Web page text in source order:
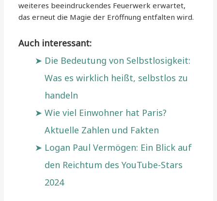
weiteres beeindruckendes Feuerwerk erwartet,
das erneut die Magie der Eröffnung entfalten wird.
Auch interessant:
Die Bedeutung von Selbstlosigkeit:
Was es wirklich heißt, selbstlos zu
handeln
Wie viel Einwohner hat Paris?
Aktuelle Zahlen und Fakten
Logan Paul Vermögen: Ein Blick auf
den Reichtum des YouTube-Stars
2024